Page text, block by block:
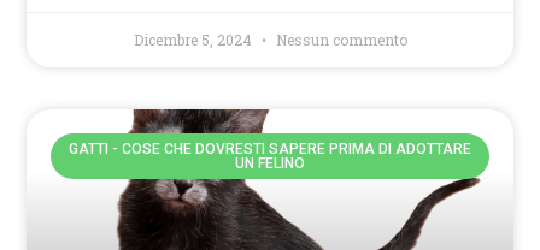
Dicembre 5, 2024 Nessun commento
GATTI - COSE CHE DOVRESTI SAPERE PRIMA DI ADOTTARE
UN FELINO